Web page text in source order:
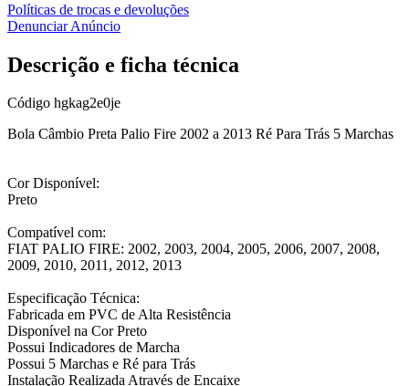
Políticas de trocas e devoluções
Denunciar Anúncio
Descrição e ficha técnica
Código hgkag2e0je
Bola Câmbio Preta Palio Fire 2002 a 2013 Ré Para Trás 5 Marchas
Cor Disponível:
Preto
Compatível com:
FIAT PALIO FIRE: 2002, 2003, 2004, 2005, 2006, 2007, 2008,
2009, 2010, 2011, 2012, 2013
Especificação Técnica:
Fabricada em PVC de Alta Resistência
Disponível na Cor Preto
Possui Indicadores de Marcha
Possui 5 Marchas e Ré para Trás
Instalação Realizada Através de Encaixe